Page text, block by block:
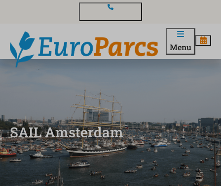
Menu
SAIL Amsterdam